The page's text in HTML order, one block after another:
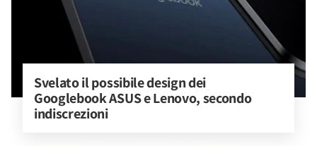
Svelato il possibile design dei
Googlebook ASUS e Lenovo, secondo
indiscrezioni